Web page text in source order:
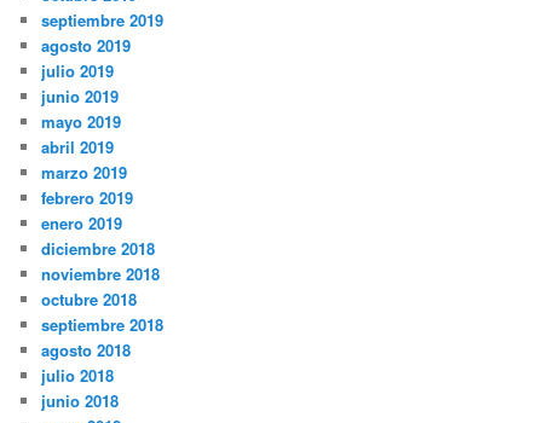
septiembre 2019
agosto 2019
julio 2019
junio 2019
mayo 2019
abril 2019
marzo 2019
febrero 2019
enero 2019
diciembre 2018
noviembre 2018
octubre 2018
septiembre 2018
agosto 2018
julio 2018
junio 2018